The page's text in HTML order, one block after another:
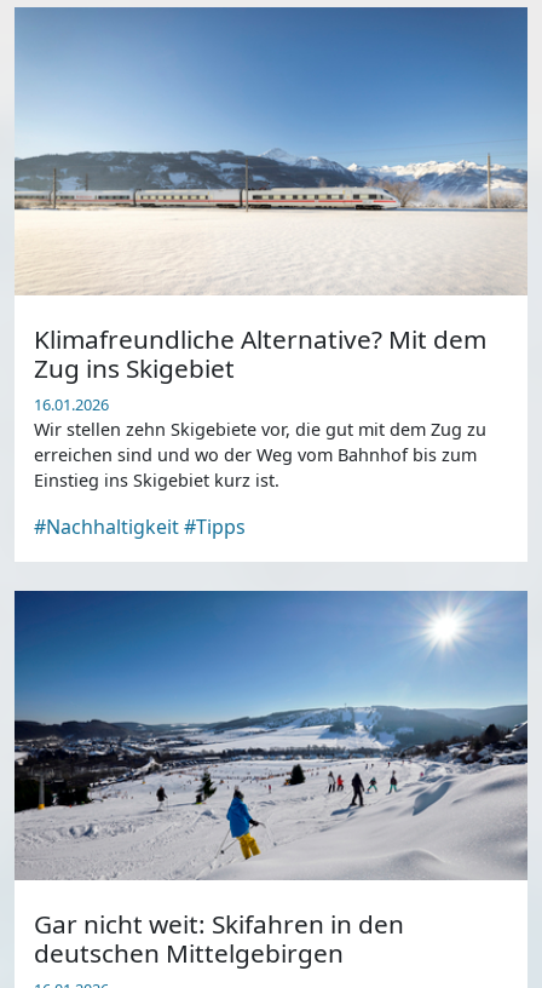
Klimafreundliche Alternative? Mit dem
Zug ins Skigebiet
16.01.2026
Wir stellen zehn Skigebiete vor, die gut mit dem Zug zu
erreichen sind und wo der Weg vom Bahnhof bis zum
Einstieg ins Skigebiet kurz ist.
#Nachhaltigkeit#Tipps
Gar nicht weit: Skifahren in den
deutschen Mittelgebirgen